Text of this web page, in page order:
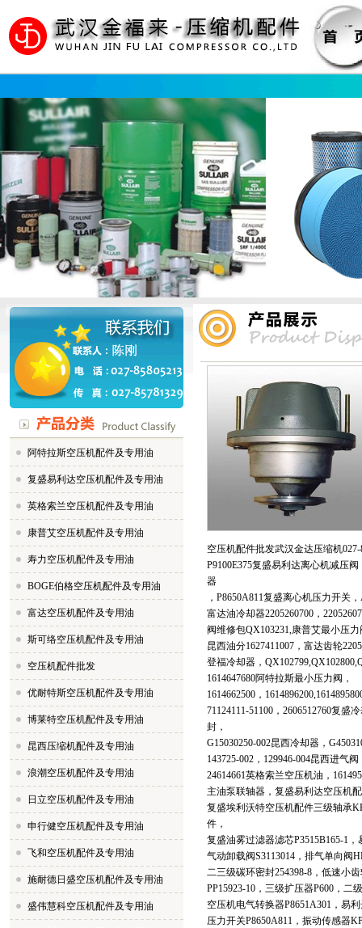
阿特拉斯空压机配件及专用油
复盛易利达空压机配件及专用油
英格索兰空压机配件及专用油
康普艾空压机配件及专用油
寿力空压机配件及专用油
BOGE伯格空压机配件及专用油
富达空压机配件及专用油
斯可络空压机配件及专用油
空压机配件批发
优耐特斯空压机配件及专用油
博莱特空压机配件及专用油
昆西压缩机配件及专用油
浪潮空压机配件及专用油
日立空压机配件及专用油
申行健空压机配件及专用油
飞和空压机配件及专用油
施耐德日盛空压机配件及专用油
盛伟慧科空压机配件及专用油
空压机配件批发武汉金达压缩机027-
P9100E375复盛易利达离心机减压
器
，P8650A811复盛离心机压力开关
富达油冷却器2205260700，
阀维修包QX103231,康普艾最小压力
昆西油分1627411007，富达齿轮
登福冷却器，
1614647680阿特拉斯最小压力阀，
1614662500，
71124111-51100，2606512760复盛
封，
G15030250-002昆西冷却器，
143725-002，129946-004昆西进气
24614661英格索兰空压机油，
主油泵联轴器，复盛易利达空压机
复盛埃利沃特空压机配件三级轴承
件，
复盛油雾过滤器滤芯P3515B165-1
气动卸载阀S3113014，排气单向阀
二三级碳环密封254398-8，低速小
PP15923-10，三级扩压器P600，二
空压机电气转换器P8651A301，易
压力开关P8650A811，振动传感器